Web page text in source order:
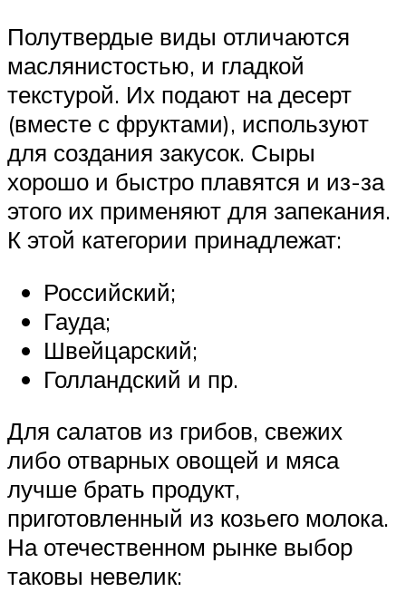
Полутвердые виды отличаются
маслянистостью, и гладкой
текстурой. Их подают на десерт
(вместе с фруктами), используют
для создания закусок. Сыры
хорошо и быстро плавятся и из-за
этого их применяют для запекания.
К этой категории принадлежат:
Российский;
Гауда;
Швейцарский;
Голландский и пр.
Для салатов из грибов, свежих
либо отварных овощей и мяса
лучше брать продукт,
приготовленный из козьего молока.
На отечественном рынке выбор
таковы невелик: